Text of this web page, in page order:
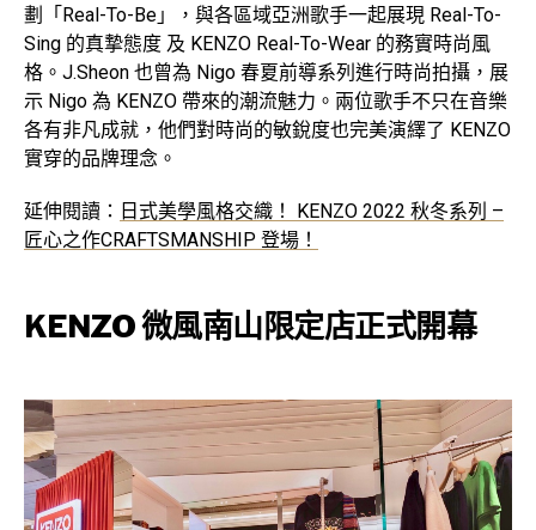
劃「Real-To-Be」，與各區域亞洲歌手一起展現 Real-To-
Sing 的真摯態度 及 KENZO Real-To-Wear 的務實時尚風
格。J.Sheon 也曾為 Nigo 春夏前導系列進行時尚拍攝，展
示 Nigo 為 KENZO 帶來的潮流魅力。兩位歌手不只在音樂
各有非凡成就，他們對時尚的敏銳度也完美演繹了 KENZO
實穿的品牌理念。
延伸閱讀： 日式美學風格交織！ KENZO 2022 秋冬系列 –
匠心之作CRAFTSMANSHIP 登場！
KENZO 微風南山限定店正式開幕